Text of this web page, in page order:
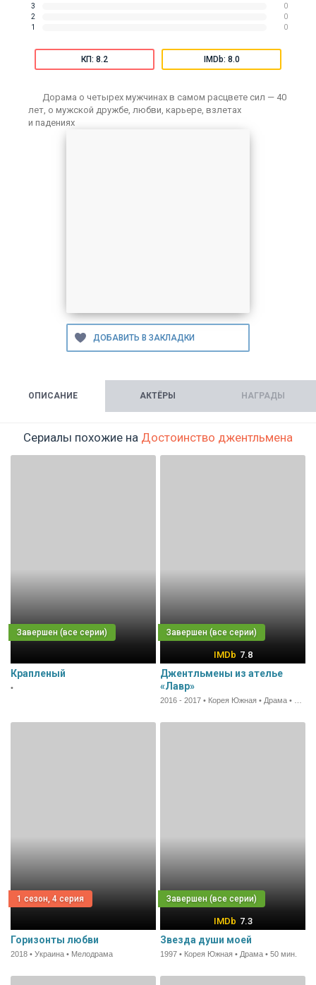
3
0
2
0
1
0
КП: 8.2 IMDb: 8.0
Дорама о четырех мужчинах в самом расцвете сил — 40
лет, о мужской дружбе, любви, карьере, взлетах
и падениях
ОПИСАНИЕ АКТЁРЫ НАГРАДЫ
Сериалы похожие на Достоинство джентльмена
Крапленый
•
7.8
Джентльмены из ателье
«Лавр»
1 сезон, 4 серия
Горизонты любви
2018 • Украина • Мелодрама
7.3
Звезда души моей
1997 • Корея Южная • Драма • 50 мин.